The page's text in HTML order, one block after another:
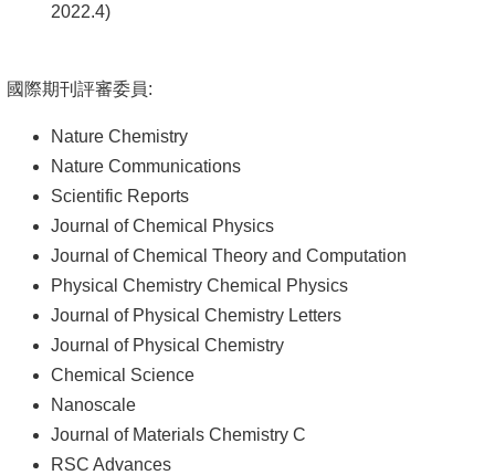
站
導
覽
聯
絡
資
訊
2022.4)
國際期刊評審委員:
Nature Chemistry
Nature Communications
Scientific Reports
Journal of Chemical Physics
Journal of Chemical Theory and Computation
Physical Chemistry Chemical Physics
Journal of Physical Chemistry Letters
Journal of Physical Chemistry
Chemical Science
Nanoscale
Journal of Materials Chemistry C
RSC Advances